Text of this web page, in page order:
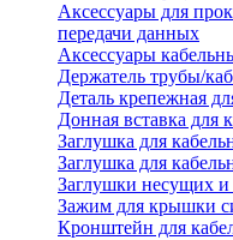
Аксессуары для
передачи данных
Аксессуары
Держатель трубы/
Деталь крепежная
Донная вставка для
Заглушка для
Заглушка для
Заглушки несущих
Зажим для крышки
Кронштейн для